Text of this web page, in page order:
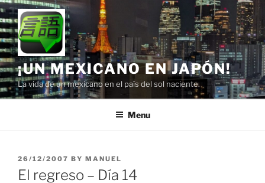
Skip
to
content
¡UN MEXICANO EN JAPÓN!
La vida de un mexicano en el país del sol naciente.
Menu
POSTED
ON
26/12/2007 BY MANUEL
El regreso – Día 14